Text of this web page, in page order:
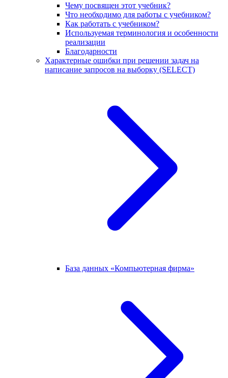
Чему посвящен этот учебник?
Что необходимо для работы с учебником?
Как работать с учебником?
Используемая терминология и особенности
реализации
Благодарности
Характерные ошибки при решении задач на
написание запросов на выборку (SELECT)
База данных «Компьютерная фирма»